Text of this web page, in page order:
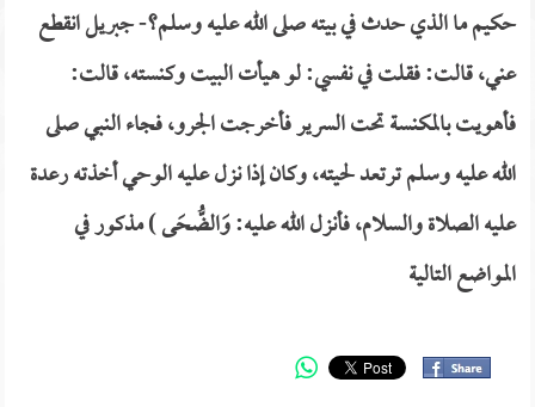
حكيم ما الذي حدث في بيته صلى الله عليه وسلم؟- جبريل انقطع
عني، قالت: فقلت في نفسي: لو هيأت البيت وكنسته، قالت:
فأهويت بالمكنسة تحت السرير فأخرجت الجرو، فجاء النبي صلى
الله عليه وسلم ترتعد لحيته، وكان إذا نزل عليه الوحي أخذته رعدة
عليه الصلاة والسلام، فأنزل الله عليه: وَالضُّحَى ) مذكور في
المواضع التالية